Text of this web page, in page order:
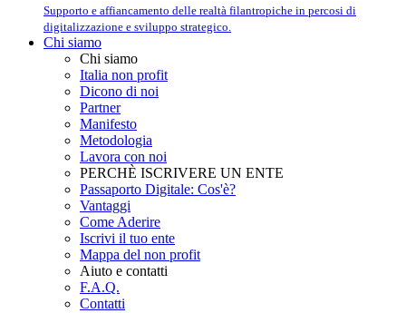
Supporto e affiancamento delle realtà filantropiche in percosi di
digitalizzazione e sviluppo strategico.
Chi siamo
Chi siamo
Italia non profit
Dicono di noi
Partner
Manifesto
Metodologia
Lavora con noi
PERCHÈ ISCRIVERE UN ENTE
Passaporto Digitale: Cos'è?
Vantaggi
Come Aderire
Iscrivi il tuo ente
Mappa del non profit
Aiuto e contatti
F.A.Q.
Contatti